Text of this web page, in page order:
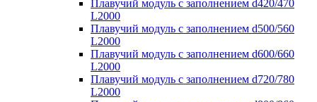
Плавучий модуль с заполнением d420/470
L2000
Плавучий модуль с заполнением d500/560
L2000
Плавучий модуль с заполнением d600/660
L2000
Плавучий модуль с заполнением d720/780
L2000